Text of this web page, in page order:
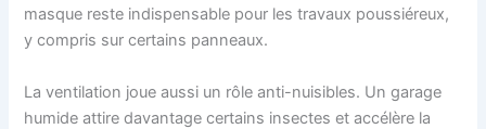
masque reste indispensable pour les travaux poussiéreux,
y compris sur certains panneaux.
La ventilation joue aussi un rôle anti-nuisibles. Un garage
humide attire davantage certains insectes et accélère la